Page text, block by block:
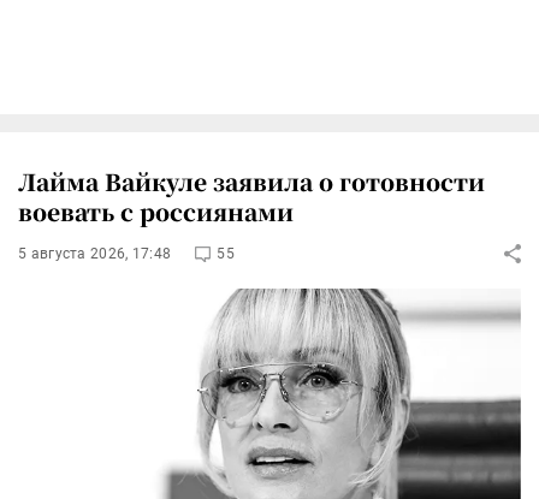
Лайма Вайкуле заявила о готовности
воевать с россиянами
5 августа 2026, 17:48 55